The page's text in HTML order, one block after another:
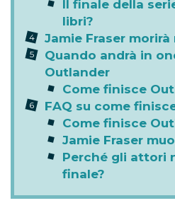
Il finale della
libri?
Jamie Fraser morirà
Quando andrà in
Outlander
Come finisce
FAQ su come
Come finisce
Jamie Fraser
Perché gli attori
finale?